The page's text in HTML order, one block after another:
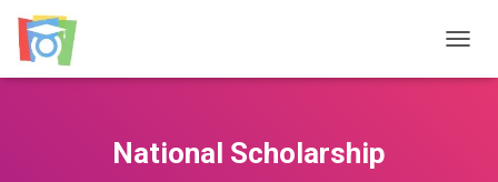
National Scholarship